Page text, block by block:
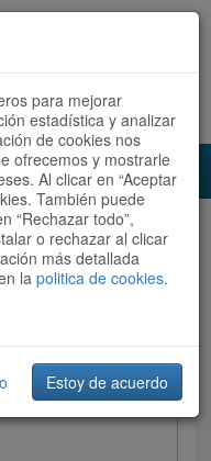
Español | Català
por:Más recientes
para mejorar
estadística y analizar
de cookies nos
ofrecemos y mostrarle
Al clicar en “Aceptar
También puede
“Rechazar todo”,
o rechazar al clicar
más detallada
lapolitica de cookies.
Estoy de acuerdo